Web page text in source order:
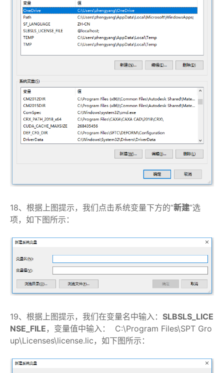
18、根据上图提示，我们点击系统变量下方的“新建”选
项，如下图所示：
19、根据上图提示，我们在变量名中输入： SLBSLS_LICE
NSE_FILE ，变量值中输入： C:\Program Files\SPT Gro
up\Licenses\license.lic，如下图所示：